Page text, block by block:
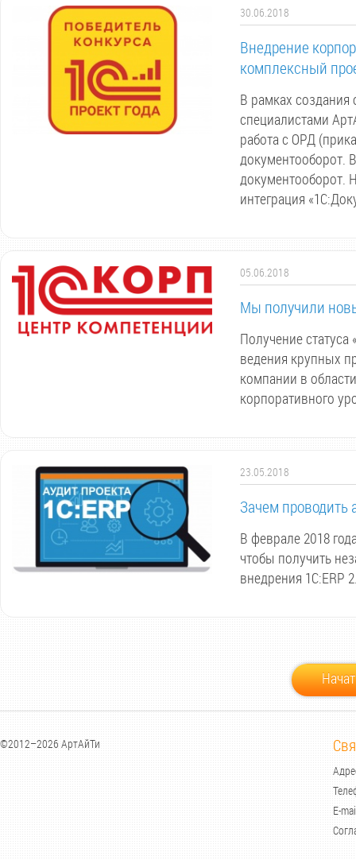
30.06.2018
Внедрение
комплексный
В рамках
специалистами
работа с ОРД
документооборот.
документооборот.
интеграция
05.06.2018
Мы получили
Получение
ведения крупных
компании в
корпоративного
23.05.2018
Зачем проводить
В феврале 2018
чтобы получить
внедрения 1С:ERP
©2012–2026 АртАйТи
E-